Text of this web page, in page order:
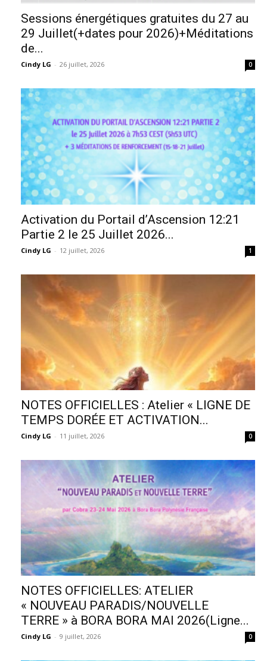
Sessions énergétiques gratuites du 27 au
29 Juillet(+dates pour 2026)+Méditations
de...
Cindy LG - 26 juillet, 2026 0
Activation du Portail d’Ascension 12:21
Partie 2 le 25 Juillet 2026...
Cindy LG - 12 juillet, 2026 1
NOTES OFFICIELLES : Atelier « LIGNE DE
TEMPS DORÉE ET ACTIVATION...
Cindy LG - 11 juillet, 2026 0
NOTES OFFICIELLES: ATELIER
« NOUVEAU PARADIS/NOUVELLE
TERRE » à BORA BORA MAI 2026(Ligne...
Cindy LG - 9 juillet, 2026 0